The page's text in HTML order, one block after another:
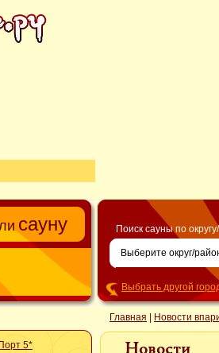
сауну
5*
Поиск сауны по
Выбрать другой
Главная Новости